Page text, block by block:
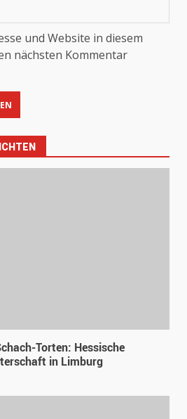
und Website in diesem
nächsten Kommentar
Torten: Hessische
in Limburg